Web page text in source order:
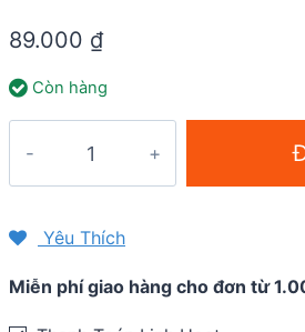
89.000 ₫
Còn hàng
226ERS
Fructose
Gel
Yêu Thích
Miễn phí giao hàng cho đơn từ